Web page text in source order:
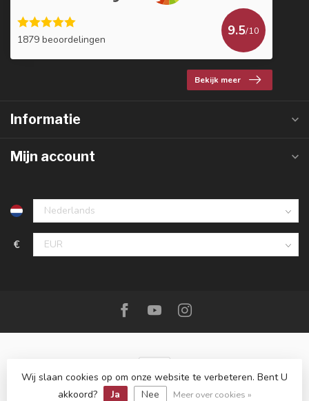
1879 beoordelingen
9.5/10
Bekijk meer
Informatie
Mijn account
€
© Copyright 2026 De Messenwinkel
Wij slaan cookies op om onze website te verbeteren. Bent U
akkoord?
Ja Nee Meer over cookies »